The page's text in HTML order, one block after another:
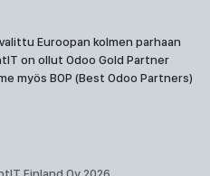
Euroopan kolmen parhaan
on ollut Odoo Gold Partner
myös BOP (Best Odoo Partners)
Finland Oy 2026